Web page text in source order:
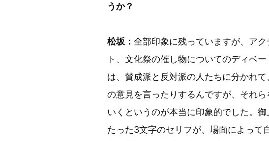
うか？
松坂： 全部印象に残っていますが、ア
ト、文化祭の催し物についてのディベ
は、賛成派と反対派の人たちに分かれ
の意見を言ったりするんですが、それ
いくというのが本当に印象的でした。
たった3文字のセリフが、場面によって